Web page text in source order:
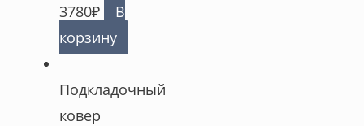
3780₽
В
корзину
Подкладочный
ковер